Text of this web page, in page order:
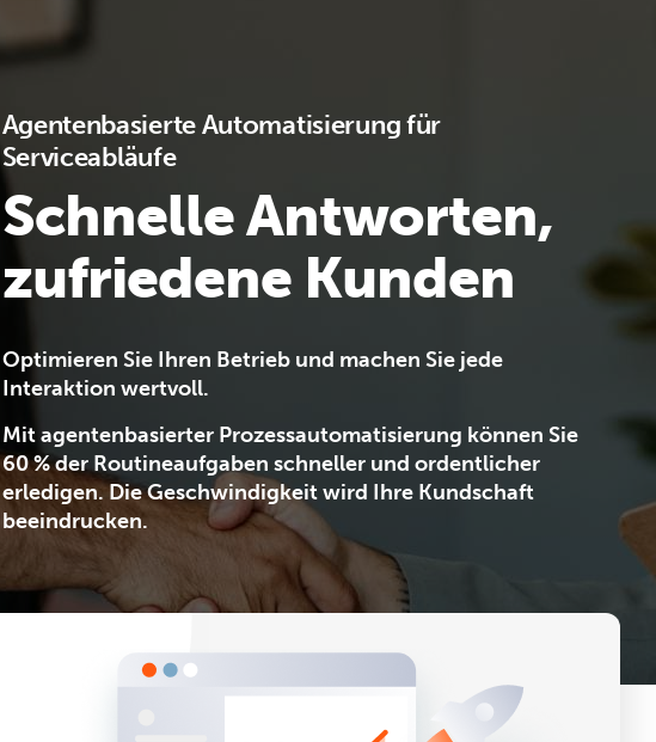
Agentenbasierte Automatisierung für
Serviceabläufe
Schnelle Antworten,
zufriedene Kunden
Optimieren Sie Ihren Betrieb und machen Sie jede
Interaktion wertvoll.
Mit agentenbasierter Prozessautomatisierung können Sie
60 % der Routineaufgaben schneller und ordentlicher
erledigen. Die Geschwindigkeit wird Ihre Kundschaft
beeindrucken.